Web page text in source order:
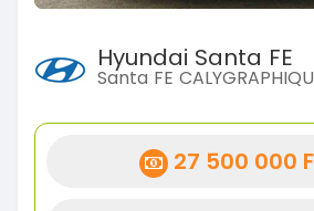
Hyundai Santa FE
Santa FE
27 500 000